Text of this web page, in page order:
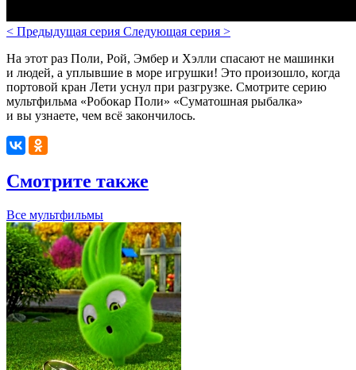
< Предыдущая серия Следующая серия >
На этот раз Поли, Рой, Эмбер и Хэлли спасают не машинки
и людей, а уплывшие в море игрушки! Это произошло, когда
портовой кран Лети уснул при разгрузке. Смотрите серию
мультфильма «Робокар Поли» «Суматошная рыбалка»
и вы узнаете, чем всё закончилось.
Смотрите также
Все мультфильмы